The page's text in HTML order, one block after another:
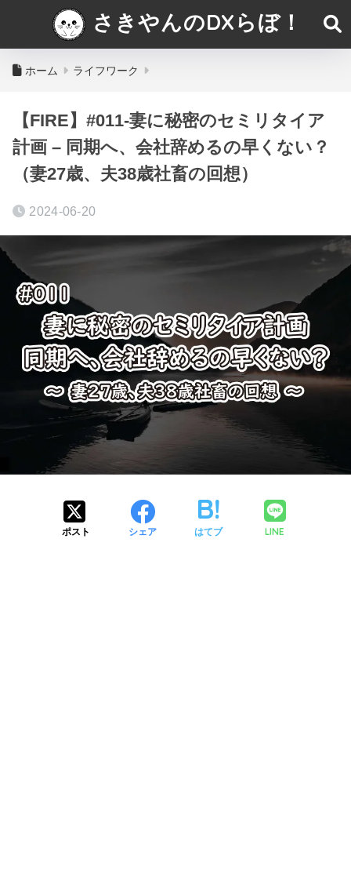
さきやんのDXらぼ！
ホーム ライフワーク
【FIRE】#011-妻に秘密のセミリタイア
計画 – 同期へ、会社辞めるの早くない？
（妻27歳、夫38歳社畜の回想）
2024-06-20
ポスト シェア はてブ LINE